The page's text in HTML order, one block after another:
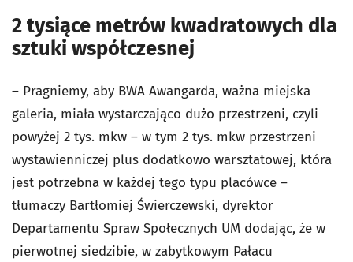
2 tysiące metrów kwadratowych dla
sztuki współczesnej
– Pragniemy, aby BWA Awangarda, ważna miejska
galeria, miała wystarczająco dużo przestrzeni, czyli
powyżej 2 tys. mkw – w tym 2 tys. mkw przestrzeni
wystawienniczej plus dodatkowo warsztatowej, która
jest potrzebna w każdej tego typu placówce –
tłumaczy Bartłomiej Świerczewski, dyrektor
Departamentu Spraw Społecznych UM dodając, że w
pierwotnej siedzibie, w zabytkowym Pałacu